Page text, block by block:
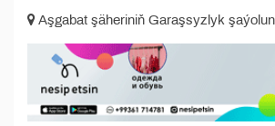
Aşgabat şäheriniň Garaşsyzlyk